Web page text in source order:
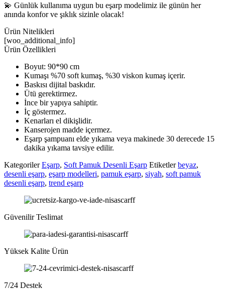
💫 Günlük kullanıma uygun bu eşarp modelimiz ile günün her
anında konfor ve şıklık sizinle olacak!
Ürün Nitelikleri
[woo_additional_info]
Ürün Özellikleri
Boyut: 90*90 cm
Kumaşı %70 soft kumaş, %30 viskon kumaş içerir.
Baskısı dijital baskıdır.
Ütü gerektirmez.
İnce bir yapıya sahiptir.
İç göstermez.
Kenarları el dikişlidir.
Kanserojen madde içermez.
Eşarp şampuanı elde yıkama veya makinede 30 derecede 15
dakika yıkama tavsiye edilir.
Kategoriler Eşarp, Soft Pamuk Desenli Eşarp Etiketler beyaz,
desenli eşarp, eşarp modelleri, pamuk eşarp, siyah, soft pamuk
desenli eşarp, trend eşarp
Güvenilir Teslimat
Yüksek Kalite Ürün
7/24 Destek